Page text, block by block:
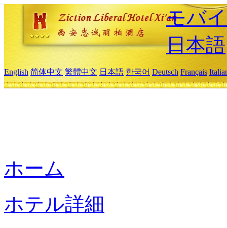
モバ
日本語
English 简体中文 繁體中文 日本語 한국어 Deutsch Français
ホーム
ホテル詳細